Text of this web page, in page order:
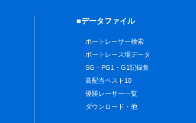
■データファイル
ボートレーサー検索
ボートレース場データ
SG・PG1・G1記録集
高配当ベスト10
優勝レーサー一覧
ダウンロード・他